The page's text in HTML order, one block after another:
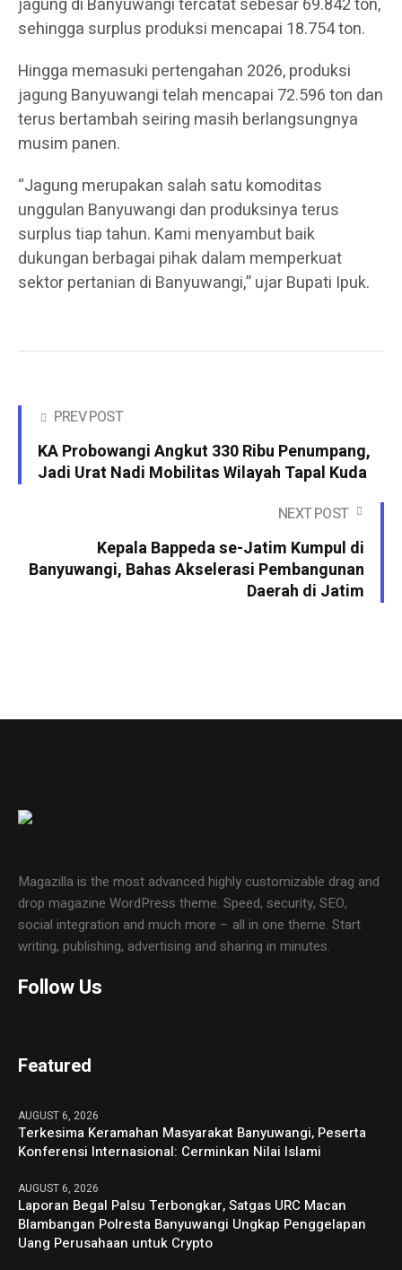
sehingga surplus produksi mencapai 18.754 ton.
Hingga memasuki pertengahan 2026, produksi
jagung Banyuwangi telah mencapai 72.596 ton dan
terus bertambah seiring masih berlangsungnya
musim panen.
“Jagung merupakan salah satu komoditas
unggulan Banyuwangi dan produksinya terus
surplus tiap tahun. Kami menyambut baik
dukungan berbagai pihak dalam memperkuat
sektor pertanian di Banyuwangi,” ujar Bupati Ipuk.
PREV POST
KA Probowangi Angkut 330 Ribu Penumpang,
Jadi Urat Nadi Mobilitas Wilayah Tapal Kuda
NEXT POST
Kepala Bappeda se-Jatim Kumpul di
Banyuwangi, Bahas Akselerasi Pembangunan
Daerah di Jatim
Magazilla is the most advanced highly customizable drag and
drop magazine WordPress theme. Speed, security, SEO,
social integration and much more – all in one theme. Start
writing, publishing, advertising and sharing in minutes.
Follow Us
Featured
AUGUST 6, 2026
Terkesima Keramahan Masyarakat Banyuwangi, Peserta
Konferensi Internasional: Cerminkan Nilai Islami
AUGUST 6, 2026
Laporan Begal Palsu Terbongkar, Satgas URC Macan
Blambangan Polresta Banyuwangi Ungkap Penggelapan
Uang Perusahaan untuk Crypto